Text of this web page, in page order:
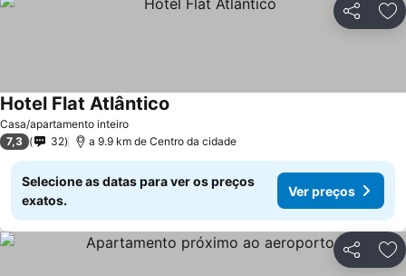
Partilhar
Casa/apartamento inteiro
Hotel Flat Atlântico
7,3 32 a 9.9 km de Centro da cidade
Selecione as datas para ver os preços
exatos.
Ver preços
Partilhar